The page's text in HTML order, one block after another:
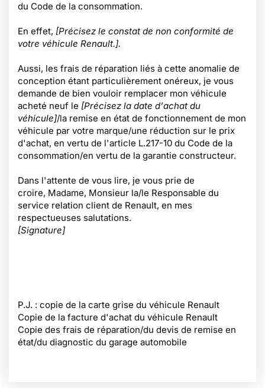
du Code de la consommation.
En effet, [Précisez le constat de non conformité de
votre véhicule Renault.].
Aussi, les frais de réparation liés à cette anomalie de
conception étant particulièrement onéreux, je vous
demande de bien vouloir remplacer mon véhicule
acheté neuf le [Précisez la date d'achat du
véhicule]/la remise en état de fonctionnement de mon
véhicule par votre marque/une réduction sur le prix
d'achat, en vertu de l'article L.217-10 du Code de la
consommation/en vertu de la garantie constructeur.
Dans l'attente de vous lire, je vous prie de
croire, Madame, Monsieur la/le Responsable du
service relation client de Renault, en mes
respectueuses salutations.
[Signature]
P.J. : copie de la carte grise du véhicule Renault
Copie de la facture d'achat du véhicule Renault
Copie des frais de réparation/du devis de remise en
état/du diagnostic du garage automobile